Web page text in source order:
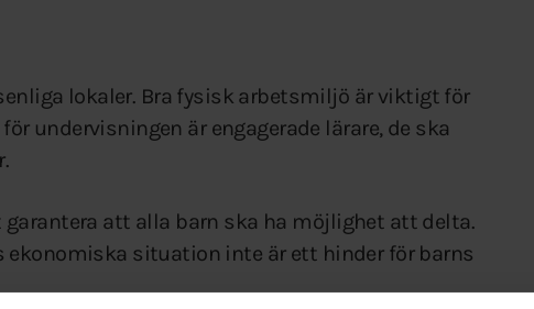
lokaler. Bra fysisk arbetsmiljö är viktigt för
undervisningen är engagerade lärare, de ska
att alla barn ska ha möjlighet att delta.
situation inte är ett hinder för barns